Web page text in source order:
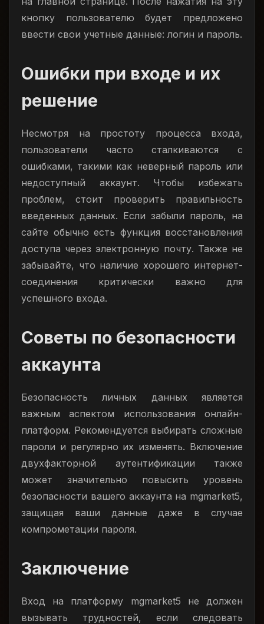
кнопку пользователю будет предложено
ввести свои учетные данные: логин и пароль.
Ошибки при входе и их
решение
Несмотря на простоту процесса входа,
пользователи часто сталкиваются с
ошибками, такими как неверный пароль или
недоступный аккаунт. Чтобы избежать
проблем, стоит проверить правильность
введенных данных. Если забыли пароль, на
сайте обычно есть функция восстановления
доступа через электронную почту. Также не
забывайте, что наличие хорошего интернет-
соединения критически важно для
успешного входа.
Советы по безопасности
аккаунта
Безопасность личных данных является
важным аспектом использования онлайн-
платформ. Рекомендуется выбирать сложные
пароли и регулярно их изменять. Включение
двухфакторной аутентификации также
может значительно повысить уровень
безопасности вашего аккаунта на mgmarket5,
защищая ваши данные даже в случае
компрометации пароля.
Заключение
Вход на платформу mgmarket5 не должен
вызывать трудностей, если следовать